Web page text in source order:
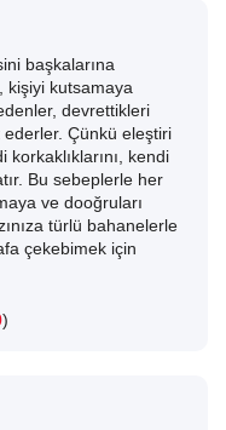
başkalarına
kişiyi kutsamaya
devrettikleri
Çünkü eleştiri
kendi
Bu sebeplerle her
ve dooğruları
türlü bahanelerle
çekebimek için
)